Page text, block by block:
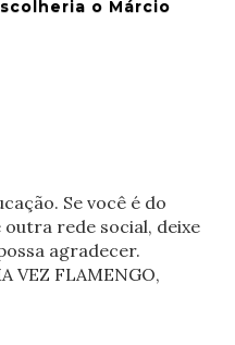
o Márcio
Se você é do
rede social, deixe
agradecer.
VEZ FLAMENGO,